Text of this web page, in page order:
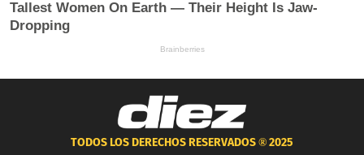
TODOS LOS DERECHOS RESERVADOS ®2025